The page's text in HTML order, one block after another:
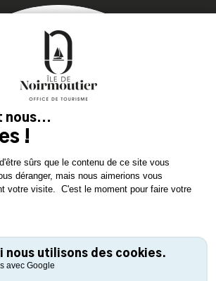
DER INSEL
Lassen Sie sich inspirieren und
bereiten Sie Ihren Aufenthalt
auf der Insel Noirmoutier vor!
KONSULTIEREN SIE
KONSULTIEREN SIE